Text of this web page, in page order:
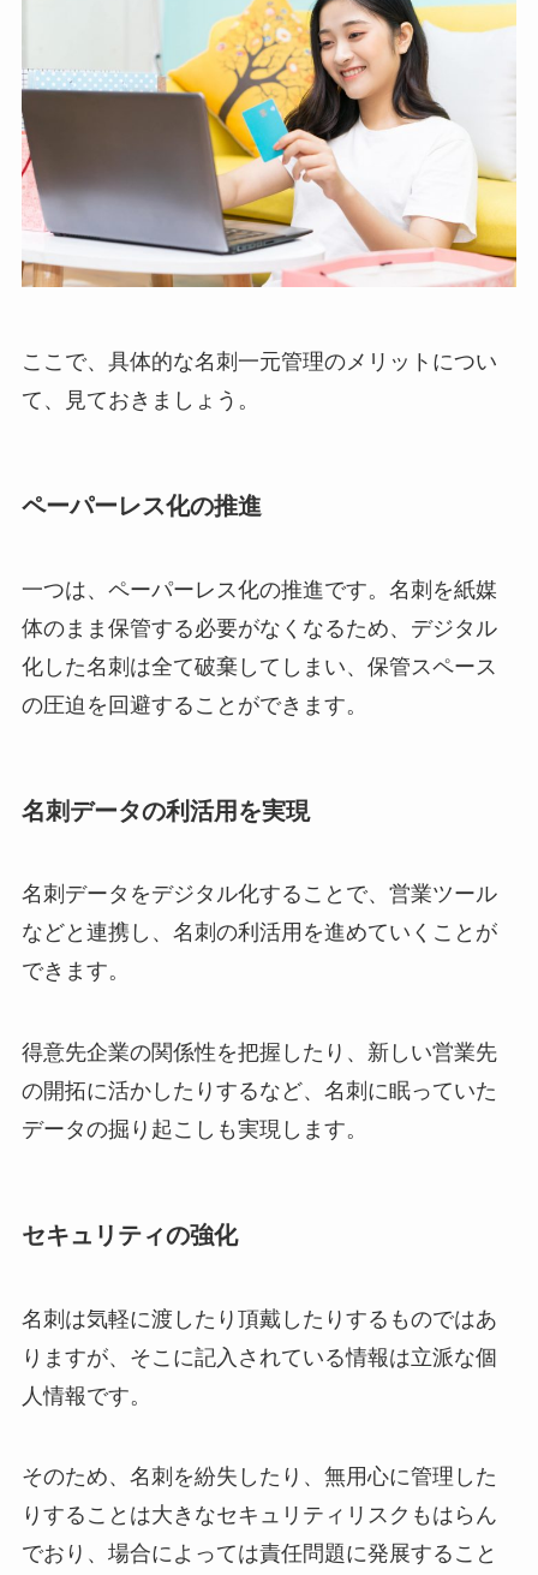
ここで、具体的な名刺一元管理のメリットについ
て、見ておきましょう。
ペーパーレス化の推進
一つは、ペーパーレス化の推進です。名刺を紙媒
体のまま保管する必要がなくなるため、デジタル
化した名刺は全て破棄してしまい、保管スペース
の圧迫を回避することができます。
名刺データの利活用を実現
名刺データをデジタル化することで、営業ツール
などと連携し、名刺の利活用を進めていくことが
できます。
得意先企業の関係性を把握したり、新しい営業先
の開拓に活かしたりするなど、名刺に眠っていた
データの掘り起こしも実現します。
セキュリティの強化
名刺は気軽に渡したり頂戴したりするものではあ
りますが、そこに記入されている情報は立派な個
人情報です。
そのため、名刺を紛失したり、無用心に管理した
りすることは大きなセキュリティリスクもはらん
でおり、場合によっては責任問題に発展すること